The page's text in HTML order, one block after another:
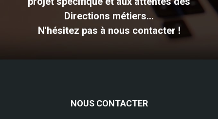
Directions métiers...
N'hésitez pas à nous contacter !
NOUS CONTACTER